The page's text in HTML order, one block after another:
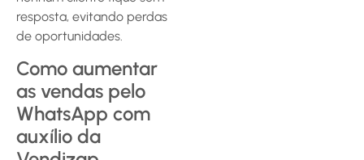
resposta, evitando perdas
de oportunidades.
Como aumentar
as vendas pelo
WhatsApp com
auxílio da